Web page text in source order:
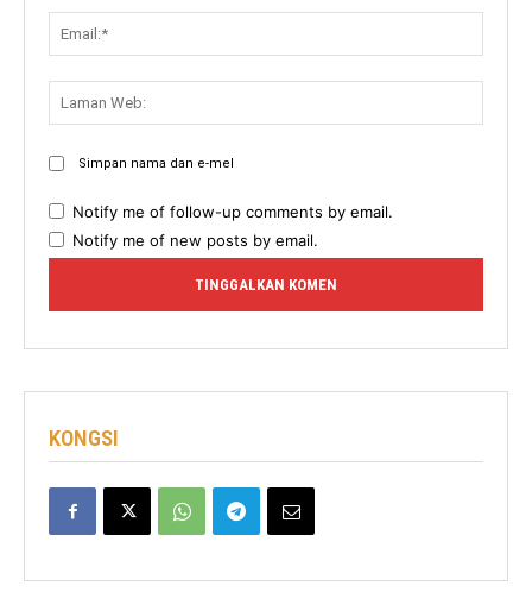
Simpan nama dan e-mel
Notify me of follow-up comments by email.
Notify me of new posts by email.
KONGSI